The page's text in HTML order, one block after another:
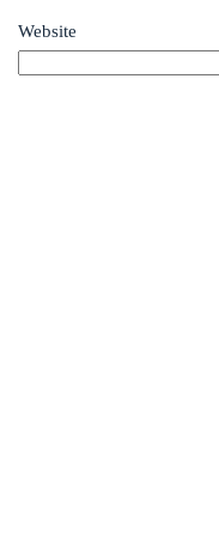
Website